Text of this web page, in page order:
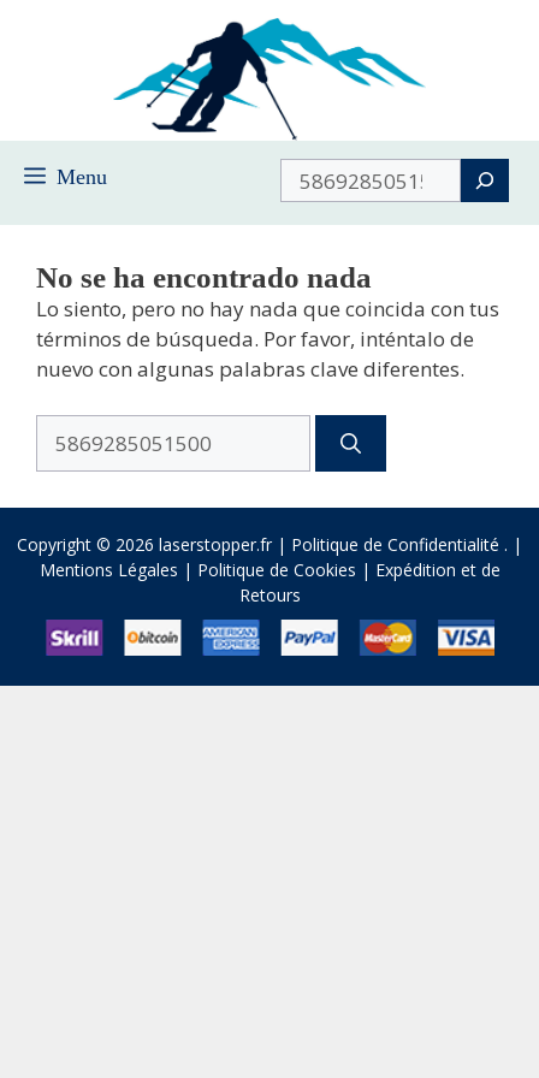
Menu Buscar
No se ha encontrado nada
Lo siento, pero no hay nada que coincida con tus
términos de búsqueda. Por favor, inténtalo de
nuevo con algunas palabras clave diferentes.
Copyright © 2026 laserstopper.fr | Politique de Confidentialité . |
Mentions Légales | Politique de Cookies | Expédition et de
Retours